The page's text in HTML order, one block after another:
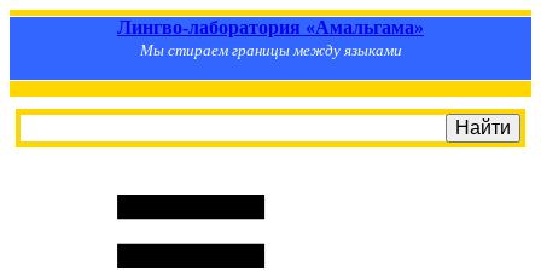
Лингво-лаборатория «Амальгама»
Мы стираем границы между языками